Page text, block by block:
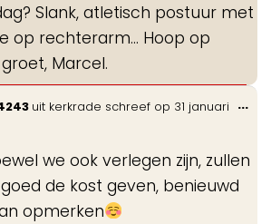
Slank, atletisch postuur met
op rechterarm… Hoop op
Marcel.
uit kerkrade schreef op 31 januari
we ook verlegen zijn, zullen
de kost geven, benieuwd
opmerken
...